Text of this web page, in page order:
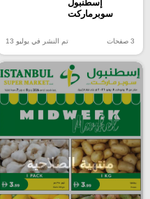
إسطنبول
سوبرماركت
3 صفحات تم النشر في يوليو 13
منتهية الصلاحية